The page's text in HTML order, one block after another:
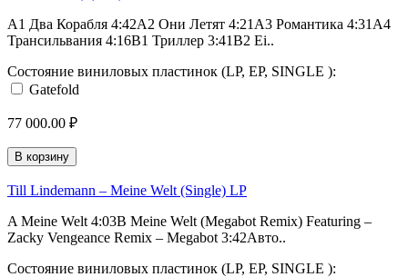
A1 Два Корабля 4:42A2 Они Летят 4:21A3 Романтика 4:31A4
Трансильвания 4:16B1 Триллер 3:41B2 Ei..
Состояние виниловых пластинок (LP, EP, SINGLE ):
Gatefold
77 000.00 ₽
В корзину
Till Lindemann – Meine Welt (Single) LP
A Meine Welt 4:03B Meine Welt (Megabot Remix) Featuring –
Zacky Vengeance Remix – Megabot 3:42Авто..
Состояние виниловых пластинок (LP, EP, SINGLE ):